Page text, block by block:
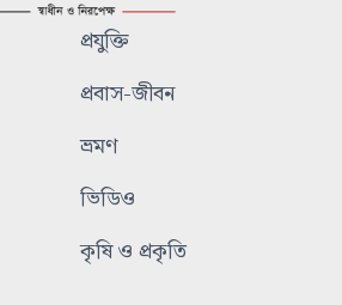
প্রযুক্তি
প্রবাস-জীবন
ভ্রমণ
ভিডিও
কৃষি ও প্রকৃতি